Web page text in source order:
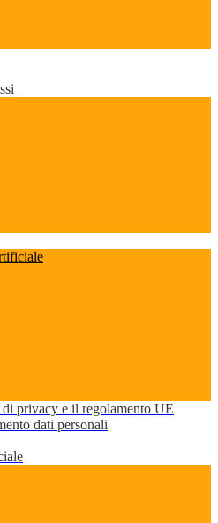
privacy e il regolamento UE
dati personali